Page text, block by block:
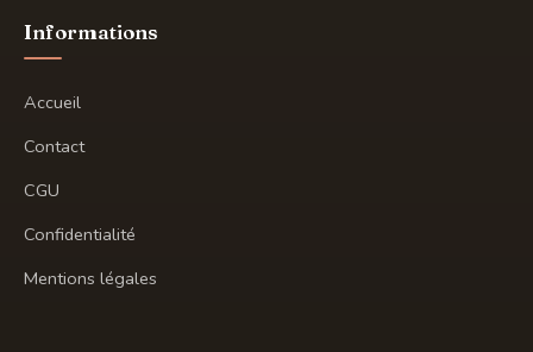
Informations
Accueil
Contact
CGU
Confidentialité
Mentions légales